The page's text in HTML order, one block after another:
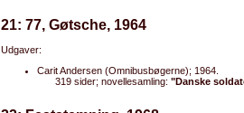
21: 77, Gøtsche, 1964
Udgaver:
Carit Andersen (Omnibusbøgerne); 1964.
319 sider; novellesamling: "Danske